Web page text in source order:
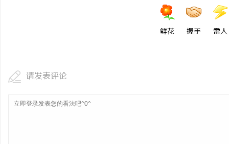
鲜花 握手 雷人
请发表评论